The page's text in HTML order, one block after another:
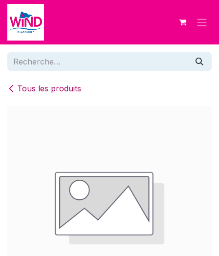
Se rendre au contenu
Tous les produits